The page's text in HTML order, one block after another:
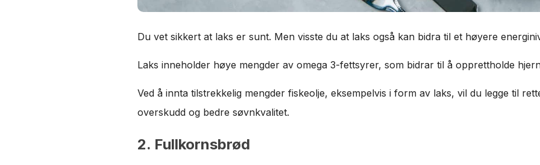
Du vet sikkert at laks er sunt. Men visste du at laks også kan bidra til et høyere
Laks inneholder høye mengder av omega 3-fettsyrer, som bidrar til å opprettholde
Ved å innta tilstrekkelig mengder fiskeolje, eksempelvis i form av laks, vil du legge til
overskudd og bedre søvnkvalitet.
2. Fullkornsbrød